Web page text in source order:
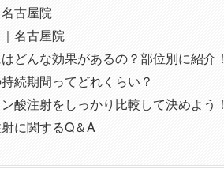
古屋院
名古屋院
どんな効果があるの？部位別に紹介！
続期間ってどれくらい？
酸注射をしっかり比較して決めよう！
に関するQ＆A